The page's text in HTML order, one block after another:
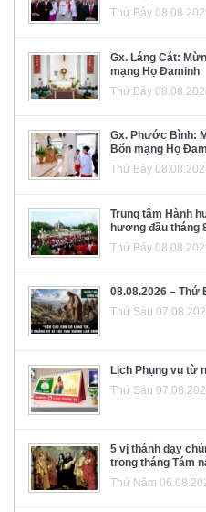
Thứ Bảy
Gx. Láng Cát:
mạng Họ Đaminh
Thứ Bảy
Gx. Phước Bình:
Bổn mạng Họ
Thứ Bảy
Trung tâm Hành
hương đầu tháng
Thứ Bảy
08.08.2026 – Thứ
Thứ Sáu
Lịch Phụng vụ từ
Thứ Sáu
5 vị thánh dạy
trong tháng Tám
Thứ Năm